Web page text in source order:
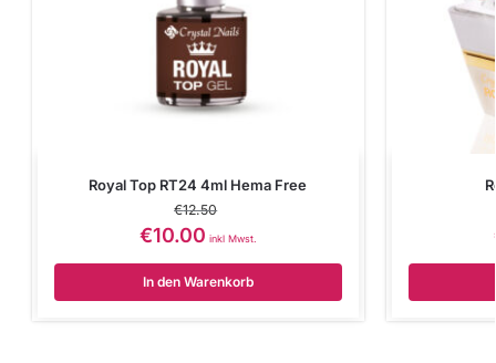
Royal Top RT24 4ml Hema Free
€12.50
€10.00 inkl Mwst.
In den Warenkorb